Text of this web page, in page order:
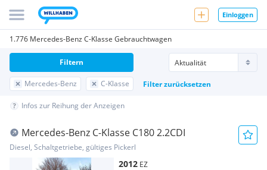
Einloggen
1.776 Mercedes-Benz C-Klasse Gebrauchtwagen
Mercedes-Benz C-Klasse Filter zurücksetzen
Filtern
Infos zur Reihung der Anzeigen
Mercedes-Benz C-Klasse C180 2.2CDI
Diesel, Schaltgetriebe, gültiges Pickerl
2012 EZ